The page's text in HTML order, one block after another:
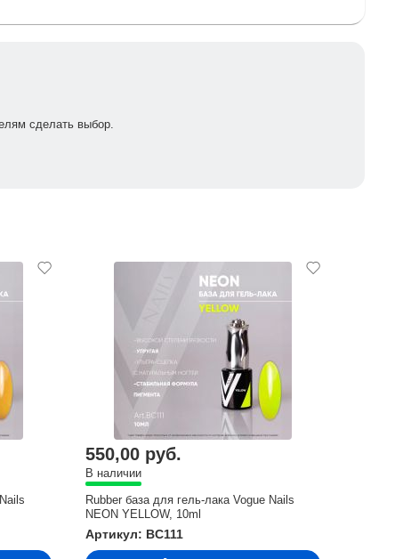
сделать выбор.
550,00 руб.
В наличии
Rubber база для гель-лака Vogue Nails
NEON YELLOW, 10ml
Артикул: BC111